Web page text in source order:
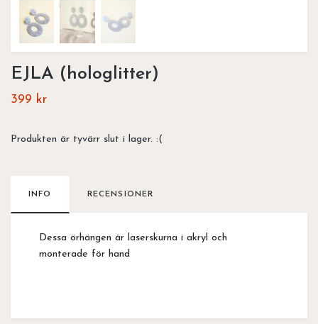
EJLA (hologlitter)
399 kr
Produkten är tyvärr slut i lager. :(
INFO RECENSIONER
Dessa örhängen är laserskurna i akryl och
monterade för hand